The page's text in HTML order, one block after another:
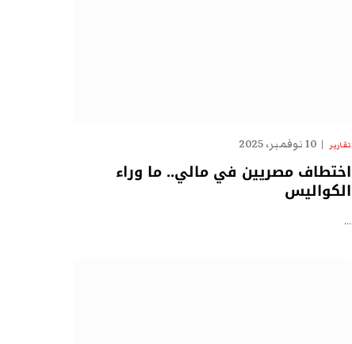
تقارير 10 نوفمبر، 2025
اختطاف مصريين في مالي.. ما وراء
الكواليس
…